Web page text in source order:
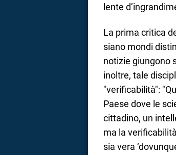
lente
La prima critica
siano mondi
notizie giungono
inoltre, tale
"verificabilità":
Paese dove le
cittadino, un
ma la
sia vera